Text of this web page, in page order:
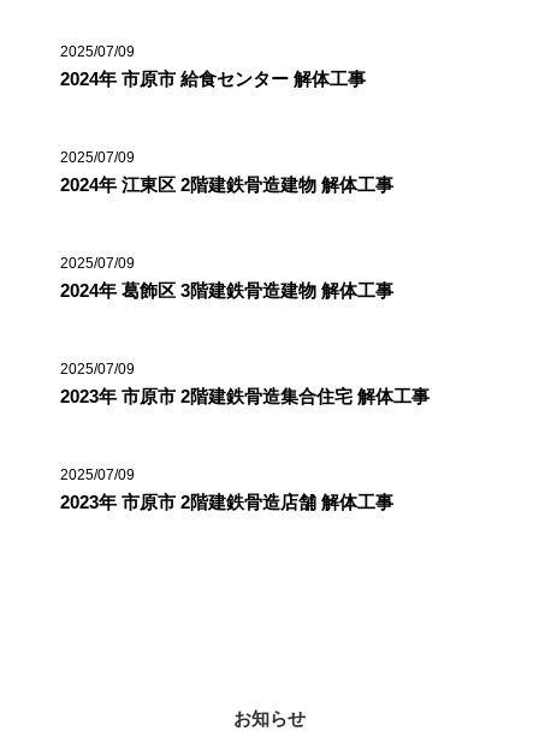
2025/07/09
2024年 市原市 給食センター 解体工事
2025/07/09
2024年 江東区 2階建鉄骨造建物 解体工事
2025/07/09
2024年 葛飾区 3階建鉄骨造建物 解体工事
2025/07/09
2023年 市原市 2階建鉄骨造集合住宅 解体工事
2025/07/09
2023年 市原市 2階建鉄骨造店舗 解体工事
お知らせ